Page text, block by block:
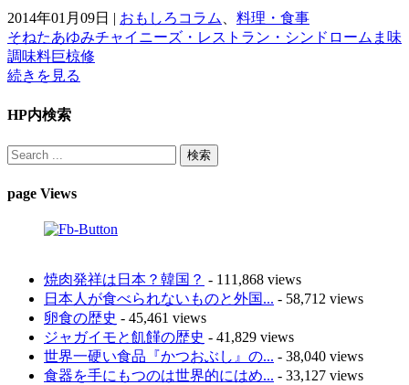
2014年01月09日 | おもしろコラム
料理・食事
そねたあゆみチャイニーズ・レストラン・シンドローム ま味
調味料巨椋修
続きを見る
HP内検索
page Views
焼肉発祥は日本？韓国？ - 111,868 views
日本人が食べられないものと外国... - 58,712 views
卵食の歴史 - 45,461 views
ジャガイモと飢饉の歴史 - 41,829 views
世界一硬い食品『かつおぶし』の... - 38,040 views
食器を手にもつのは世界的にはめ... - 33,127 views